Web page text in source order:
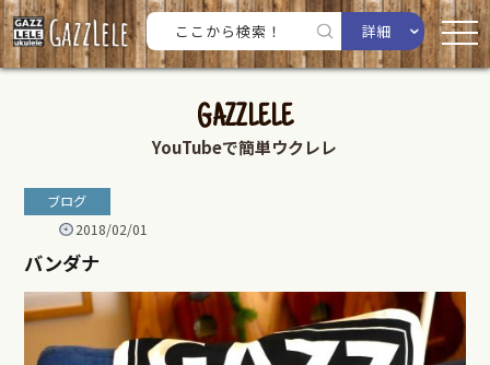
詳細
GAZZLELE
YouTubeで簡単ウクレレ
ブログ
2018/02/01
バンダナ